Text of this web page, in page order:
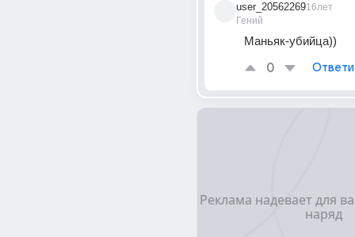
user_20562269
Гений
16лет
Маньяк-убийца))
0